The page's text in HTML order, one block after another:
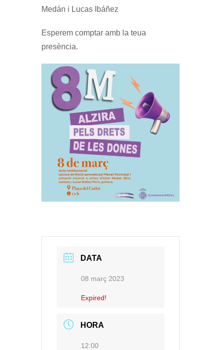
Medán i Lucas Ibáñez
Esperem comptar amb la teua
presència.
DATA
08 març 2023
Expired!
HORA
12:00